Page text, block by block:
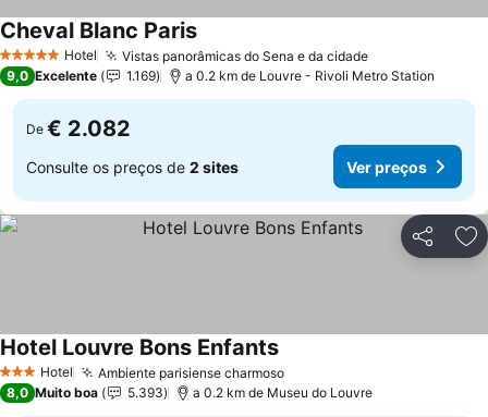
5 Estrelas Hotel Vistas panorâmicas do Sena e da cidade
Cheval Blanc Paris
9,0 Excelente 1.169 a 0.2 km de Louvre - Rivoli Metro Station
De € 2.082
Consulte os preços de 2 sites Ver preços
Partilhar
3 EstrelasHotel Ambiente parisiense charmoso
Hotel Louvre Bons Enfants
8,0 Muito boa 5.393 a 0.2 km de Museu do Louvre